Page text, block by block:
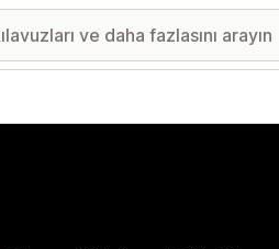
çıkan görsel galerisi